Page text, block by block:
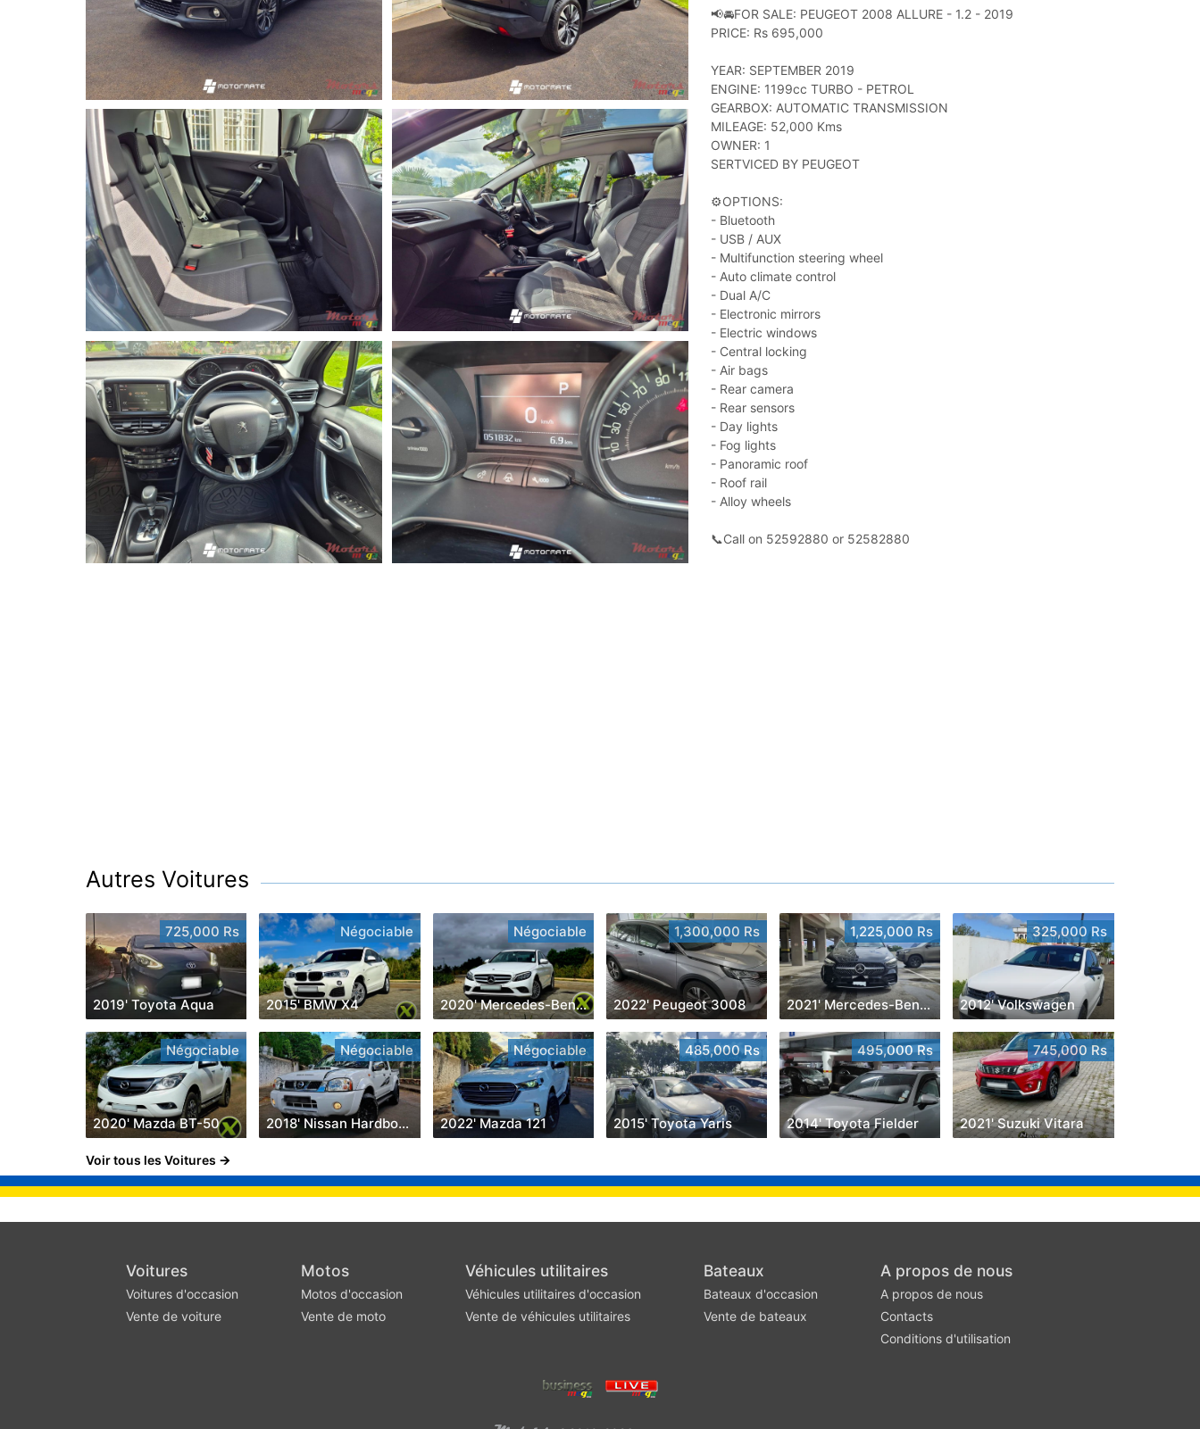
📢🚘FOR SALE: PEUGEOT 2008 ALLURE - 1.2 - 2019
PRICE: Rs 695,000
YEAR: SEPTEMBER 2019
ENGINE: 1199cc TURBO - PETROL
GEARBOX: AUTOMATIC TRANSMISSION
MILEAGE: 52,000 Kms
OWNER: 1
SERTVICED BY PEUGEOT
⚙️OPTIONS:
- Bluetooth
- USB / AUX
- Multifunction steering wheel
- Auto climate control
- Dual A/C
- Electronic mirrors
- Electric windows
- Central locking
- Air bags
- Rear camera
- Rear sensors
- Day lights
- Fog lights
- Panoramic roof
- Roof rail
- Alloy wheels
📞Call on 52592880 or 52582880
Autres Voitures
725,000 Rs
2019' Toyota Aqua
Négociable
2015' BMW X4
Négociable
2020' Mercedes-Benz C 180
1,300,000 Rs
2022' Peugeot 3008
1,225,000 Rs
2021' Mercedes-Benz B 180
325,000 Rs
2012' Volkswagen
Négociable
2020' Mazda BT-50
Négociable
2018' Nissan Hardbody
Négociable
2022' Mazda 121
485,000 Rs
2015' Toyota Yaris
495,000 Rs
2014' Toyota Fielder
745,000 Rs
2021' Suzuki Vitara
Voir tous les Voitures
Voitures
Voitures d'occasion
Vente de voiture
Motos
Motos d'occasion
Vente de moto
Véhicules utilitaires
Véhicules utilitaires d'occasion
Vente de véhicules utilitaires
Bateaux
Bateaux d'occasion
Vente de bateaux
A propos de nous
A propos de nous
Contacts
Conditions d'utilisation